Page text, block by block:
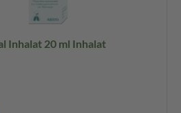
Inhalat 20 ml Inhalat